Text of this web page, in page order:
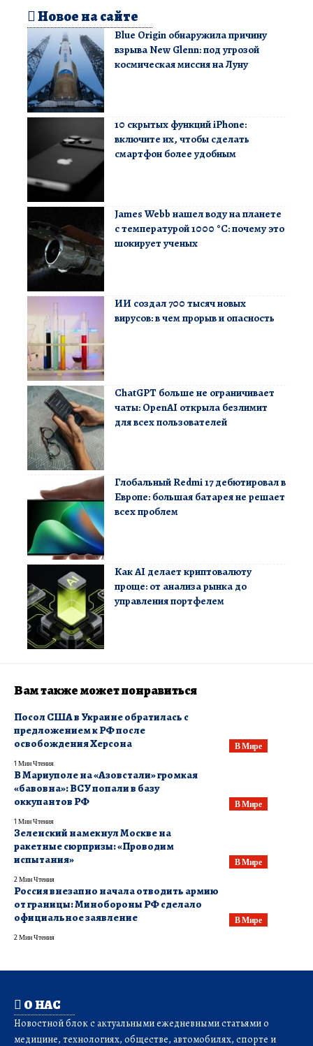
Новое на сайте
Blue Origin обнаружила причину
взрыва New Glenn: под угрозой
космическая миссия на Луну
10 скрытых функций iPhone:
включите их, чтобы сделать
смартфон более удобным
James Webb нашел воду на планете
с температурой 1000 °C: почему это
шокирует ученых
ИИ создал 700 тысяч новых
вирусов: в чем прорыв и опасность
ChatGPT больше не ограничивает
чаты: OpenAI открыла безлимит
для всех пользователей
Глобальный Redmi 17 дебютировал в
Европе: большая батарея не решает
всех проблем
Как AI делает криптовалюту
проще: от анализа рынка до
управления портфелем
Вам также может понравиться
В Мире
​Посол США в Украине обратилась с
предложением к РФ после
освобождения Херсона
1 Мин Чтения
В Мире
В Мариуполе на «Азовстали» громкая
«бавовна»: ВСУ попали в базу
оккупантов РФ
1 Мин Чтения
В Мире
​Зеленский намекнул Москве на
ракетные сюрпризы: «Проводим
испытания»
2 Мин Чтения
В Мире
Россия внезапно начала отводить армию
от границы: Минобороны РФ сделало
официальное заявление
2 Мин Чтения
О НАС
Новостной блок с актуальными ежедневными статьями о
медицине, технологиях, обществе, автомобилях, спорте и